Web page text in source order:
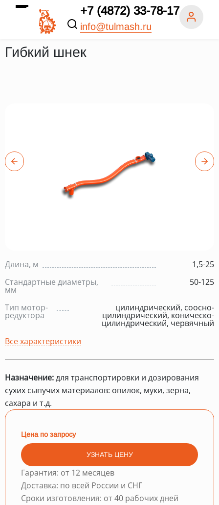
+7 (4872) 33-78-17
info@tulmash.ru
Гибкий шнек
Длина, м
1,5-25
Стандартные диаметры,
мм
50-125
Тип мотор-
редуктора
цилиндрический, соосно-
цилиндрический, коническо-
цилиндрический, червячный
Все характеристики
Назначение:для транспортировки и дозирования
сухих сыпучих материалов: опилок, муки, зерна,
сахара и т.д.
Цена по запросу
УЗНАТЬ ЦЕНУ
Гарантия: от 12 месяцев
Доставка: по всей России и СНГ
Сроки изготовления: от 40 рабочих дней